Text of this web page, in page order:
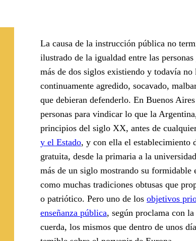
La causa de la instrucción pública no
ilustrado de la igualdad entre las
más de dos siglos existiendo y todavía
continuamente agredido, socavado,
que debieran defenderlo. En Buenos
personas para vindicar lo que la
principios del siglo XX, antes de
y el Estado, y con ella el establecimiento
gratuita, desde la primaria a la
más de un siglo mostrando su formidable
como muchas tradiciones obtusas que
o patriótico. Pero uno de los objetivos
enseñanza pública, según proclama con
cuerda, los mismos que dentro de unos